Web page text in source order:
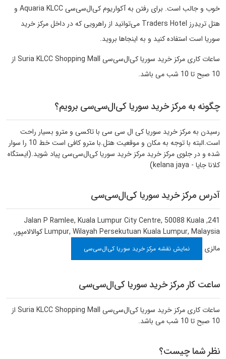
خوب و جالب است. برای رفتن به آکواریوم کی‌ال‌سی‌سی Aquaria KLCC و
هتل تریدِرز Traders Hotel می‌توانید از راهرویی که در داخل مرکز خرید
سوریا است استفاده کنید و به اینجاها بروید.
ساعات کاری مرکز خرید سوریا کی‌ال‌سی‌سی Suria KLCC Shopping Mall از
10 صبح تا 10 شب می باشد.
چگونه به مرکز خرید سوریا کی‌ال‌سی‌سی برویم؟
رسیدن به مرکز خرید سوریا کی‌ ال‌ سی‌ سی با تاکسی و مترو بسیار راحت
است.البته با توجه به مکان و موقعیت هتل.با مترو کافی است خط 10 را سوار
شده و در جلوی مرکز خرید مرکز خرید سوریا کی‌ال‌سی‌سی پیاد شوید.(ایستگاه
کلانا جایا - kelana jaya)
آدرس مرکز خرید سوریا کی‌ال‌سی‌سی
241, Jalan P Ramlee, Kuala Lumpur City Centre, 50088 Kuala
Lumpur, Wilayah Persekutuan Kuala Lumpur, Malaysiaکوالالامپور,
مالزی
نمایش نقشه مرکز خرید سوریا کی‌ال‌سی‌سی
ساعت کار مرکز خرید سوریا کی‌ال‌سی‌سی
ساعات کاری مرکز خرید سوریا کی‌ال‌سی‌سی Suria KLCC Shopping Mall از
10 صبح تا 10 شب می باشد.
نظر شما چیست؟